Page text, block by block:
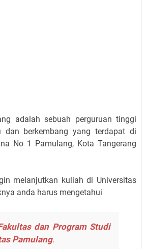
adalah sebuah perguruan tinggi
berkembang yang terdapat di
No 1 Pamulang, Kota Tangerang
melanjutkan kuliah di Universitas
anda harus mengetahui
dan Program Studi
Pamulang.